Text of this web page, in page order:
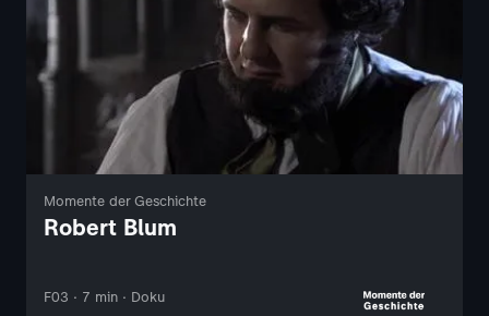
Momente der Geschichte
Robert Blum
F03 · 7 min · Doku